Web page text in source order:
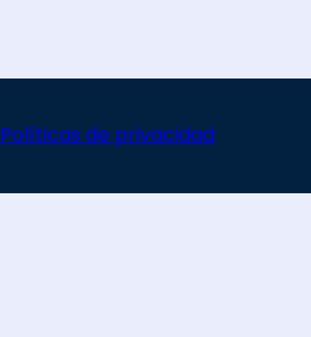
Políticas de privacidad